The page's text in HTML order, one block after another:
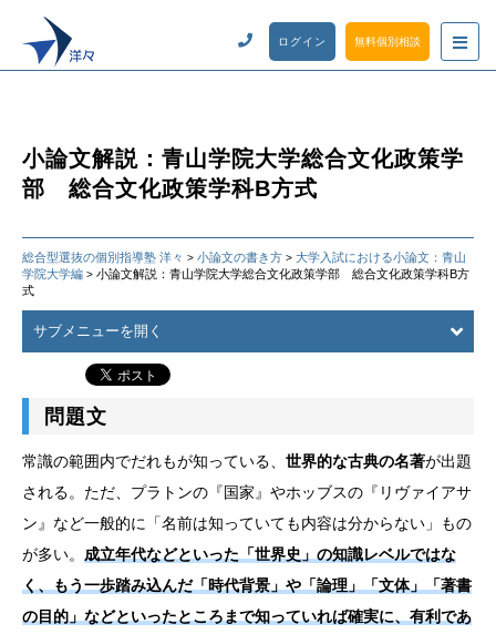
ログイン 無料個別相談
小論文解説：青山学院大学総合文化政策学
部 総合文化政策学科B方式
総合型選抜の個別指導塾 洋々 > 小論文の書き方 > 大学入試における小論文：青山
学院大学編 > 小論文解説：青山学院大学総合文化政策学部 総合文化政策学科B方
式
サブメニューを開く
問題文
常識の範囲内でだれもが知っている、 世界的な古典の名著が出題
される。ただ、プラトンの『国家』やホッブスの『リヴァイアサ
ン』など一般的に「名前は知っていても内容は分からない」もの
が多い。 成立年代などといった「世界史」の知識レベルではな
く、もう一歩踏み込んだ「時代背景」や「論理」「文体」「著書
の目的」などといったところまで知っていれば確実に、有利であ